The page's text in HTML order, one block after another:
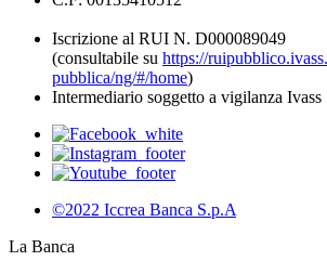
Iscrizione al RUI N. D000089049
(consultabile su https://
pubblica/ng/#/home)
Intermediario soggetto a vigilanza Ivass
©2022 Iccrea Banca S.p.A
La Banca